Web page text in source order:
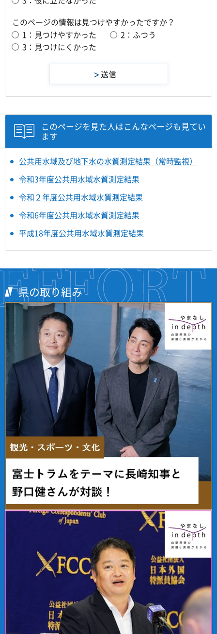
このページの情報は見つけやすかったですか？
1：見つけやすかった
2：ふつう
3：見つけにくかった
このページを見た人はこんなページも見てい
ます
公共用水域及び地下水の水質測定結果（常時監視）
令和3年度公共用水域水質測定結果
令和２年度公共用水域水質測定結果
令和6年度公共用水域水質測定結果
平成18年度公共用水域水質測定結果
県の取り組み